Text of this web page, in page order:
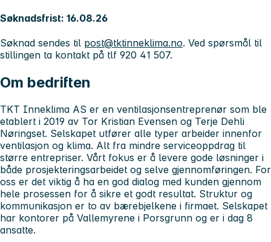
Søknadsfrist: 16.08.26
Søknad sendes til post@tktinneklima.no. Ved spørsmål til
stillingen ta kontakt på tlf 920 41 507.
Om bedriften
TKT Inneklima AS er en ventilasjonsentreprenør som ble
etablert i 2019 av Tor Kristian Evensen og Terje Dehli
Nøringset. Selskapet utfører alle typer arbeider innenfor
ventilasjon og klima. Alt fra mindre serviceoppdrag til
større entrepriser. Vårt fokus er å levere gode løsninger i
både prosjekteringsarbeidet og selve gjennomføringen. For
oss er det viktig å ha en god dialog med kunden gjennom
hele prosessen for å sikre et godt resultat. Struktur og
kommunikasjon er to av bærebjelkene i firmaet. Selskapet
har kontorer på Vallemyrene i Porsgrunn og er i dag 8
ansatte.